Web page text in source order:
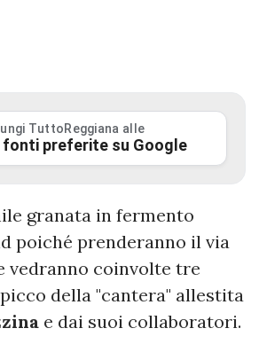
TuttoReggiana alle
fonti preferite su Google
granata in fermento
poiché prenderanno il via
vedranno coinvolte tre
della "cantera" allestita
e dai suoi collaboratori.